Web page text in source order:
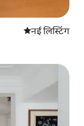
ठहरने की नई
नई लिस्टिंग